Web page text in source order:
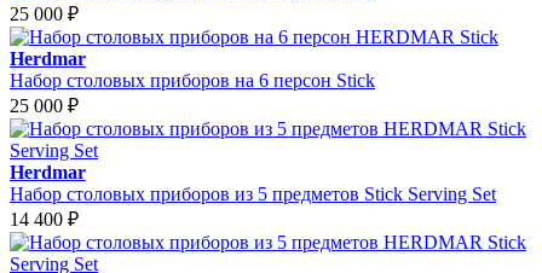
25 000 ₽
Herdmar
Набор столовых приборов на 6 персон Stick
25 000 ₽
Herdmar
Набор столовых приборов из 5 предметов Stick Serving Set
14 400 ₽